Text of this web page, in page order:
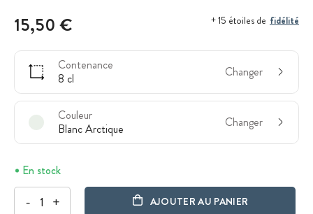
15,50 € + 15 étoiles de fidélité
Contenance
8 cl
Changer
Couleur
Blanc Arctique
Changer
En stock
- + AJOUTER AU PANIER